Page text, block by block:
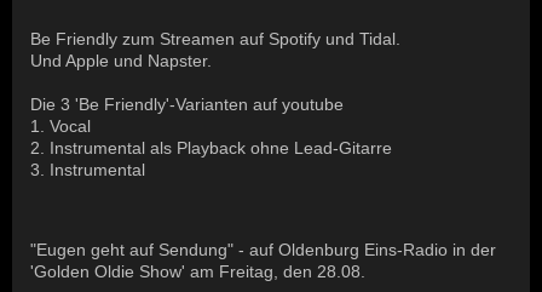
Be Friendly zum Streamen auf Spotify und Tidal.
Und Apple und Napster.
Die 3 'Be Friendly'-Varianten auf youtube
1. Vocal
2. Instrumental als Playback ohne Lead-Gitarre
3. Instrumental
"Eugen geht auf Sendung" - auf Oldenburg Eins-Radio in der
'Golden Oldie Show' am Freitag, den 28.08.